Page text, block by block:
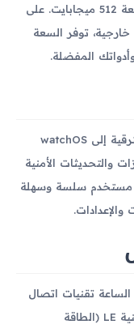
جيجابايت وذاكرة وصول عشوائي (RAM) بسعة 512 ميجابايت. على
توفر السعة
المفضلة.
تعمل الساعة بنظام watchOS 1.0 القابل للترقية إلى watchOS
والتحديثات الأمنية
مستخدم سلسة وسهلة
تقنيات اتصال
مثل Wi-Fi 802.11 b/g/n وبلوتوث 4.0 بتقنية LE (الطاقة